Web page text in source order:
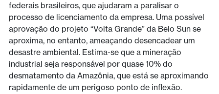
federais brasileiros, que ajudaram a paralisar o
processo de licenciamento da empresa. Uma possível
aprovação do projeto “Volta Grande” da Belo Sun se
aproxima, no entanto, ameaçando desencadear um
desastre ambiental. Estima-se que a mineração
industrial seja responsável por quase 10% do
desmatamento da Amazônia, que está se aproximando
rapidamente de um perigoso ponto de inflexão.